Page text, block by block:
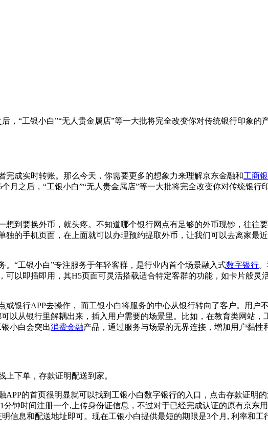
，“工银小白”“无人贵金属店”等一大批将完全改变你对传统银行印象的
成实时转账。那么今天，你需要更多的想象力来理解京东金融和工商
之后，“工银小白”“无人贵金属店”等一大批将完全改变你对传统银行
要换外币，就头疼。不知道哪个银行网点有足够的外币现钞，往往
的手机页面，在上面就可以办理预约提取外币，让我们可以去离家最
“工银小白”专注服务于年轻客群，是行业内首个场景融入式数字银行
以即插即用，其H5页面可灵活搭载适合特定客群的功能，如卡片般灵
行APP去操作， 而工银小白将服务的中心从银行转向了客户。用户
以从银行里解耦出来，插入用户需要的场景里。比如，在教育类网站，
小白会突出消费金融产品，通过服务与场景的无界连接，增加用户黏性
下单，存款证明配送到家。
的首页很明显就可以找到工银小白数字银行的入口，点击存款证明
钟时间注册一个,上传身份证信息，不过对于已经完成认证的原有京东
信息和配送地址即可。现在工银小白提供最短的期限是3个月, 利率和工